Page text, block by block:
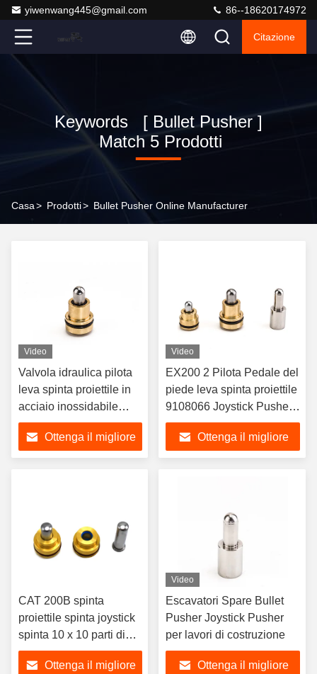
yiwenwang445@gmail.com 86--18620174972
Citazione
Keywords [ Bullet Pusher ]
Match 5 Prodotti
Casa> Prodotti> Bullet Pusher Online Manufacturer
Video
Valvola idraulica pilota
leva spinta proiettile in
acciaio inossidabile
CAT200B spinta bruco
Ottenga il migliore
Video
EX200 2 Pilota Pedale del
piede leva spinta proiettile
9108066 Joystick Pusher
9107447
Ottenga il migliore
CAT 200B spinta
proiettile spinta joystick
spinta 10 x 10 parti di
escavatore
Ottenga il migliore
Video
Escavatori Spare Bullet
Pusher Joystick Pusher
per lavori di costruzione
Ottenga il migliore